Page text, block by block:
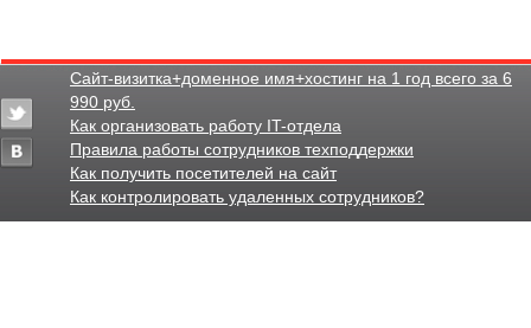
Сайт-визитка+доменное имя+хостинг на 1 год всего за 6
990 руб.
Как организовать работу IT-отдела
Правила работы сотрудников техподдержки
Как получить посетителей на сайт
Как контролировать удаленных сотрудников?